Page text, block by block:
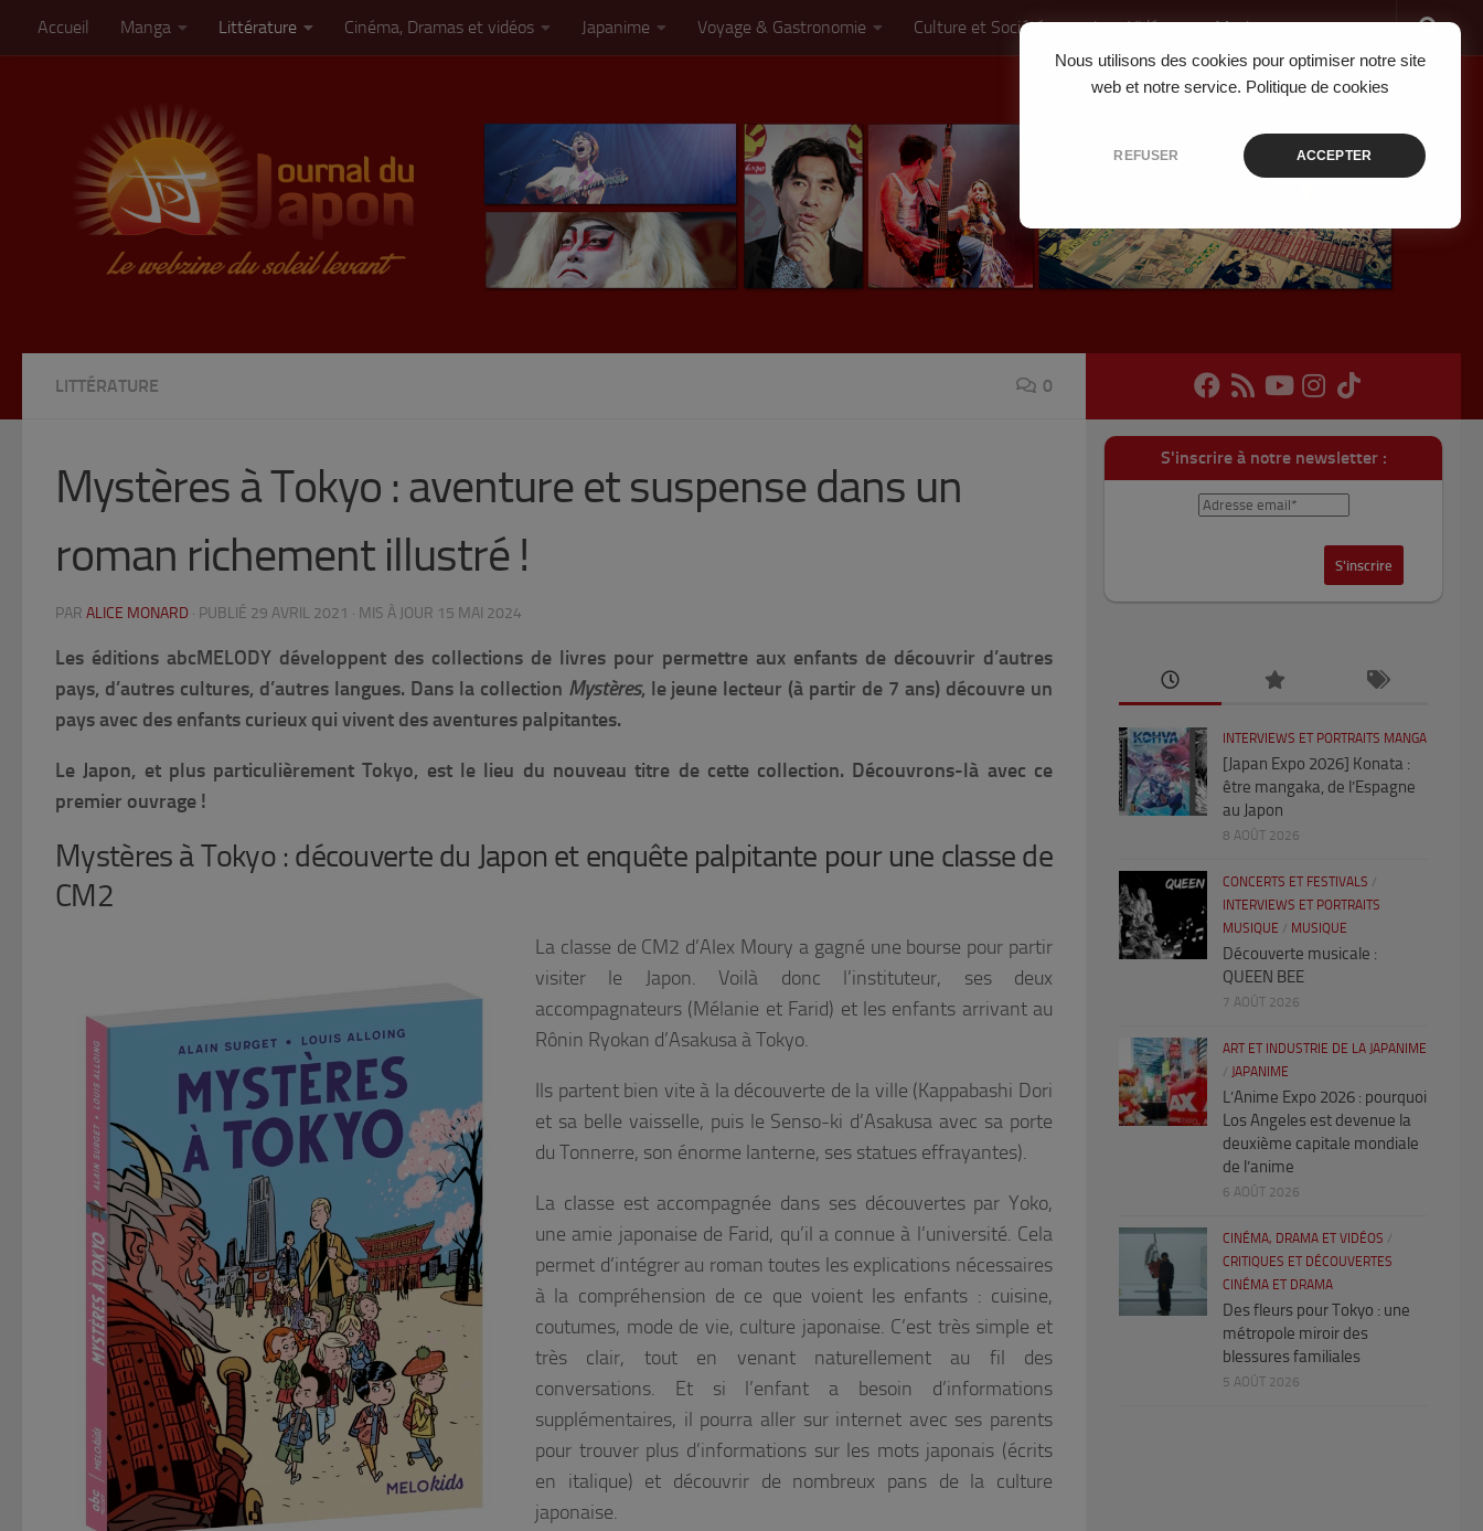
Nous utilisons des cookies pour optimiser notre site
web et notre service. Politique de cookies
REFUSER ACCEPTER
Skip to content
Accueil Manga Littérature Cinéma, Dramas et vidéos Japanime Voyage & Gastronomie Culture et Société Jeux Vidéo Musique
LITTÉRATURE 0
Mystères à Tokyo : aventure et suspense dans un
roman richement illustré !
PAR ALICE MONARD · PUBLIÉ 29 AVRIL 2021 · MIS À JOUR 15 MAI 2024
Les éditions abcMELODY développent des collections de livres pour permettre aux enfants de découvrir d’autres
pays, d’autres cultures, d’autres langues. Dans la collection Mystères, le jeune lecteur (à partir de 7 ans) découvre un
pays avec des enfants curieux qui vivent des aventures palpitantes.
Le Japon, et plus particulièrement Tokyo, est le lieu du nouveau titre de cette collection. Découvrons-là avec ce
premier ouvrage !
Mystères à Tokyo : découverte du Japon et enquête palpitante pour une classe de
CM2
La classe de CM2 d’Alex Moury a gagné une bourse pour partir
visiter le Japon. Voilà donc l’instituteur, ses deux
accompagnateurs (Mélanie et Farid) et les enfants arrivant au
Rônin Ryokan d’Asakusa à Tokyo.
Ils partent bien vite à la découverte de la ville (Kappabashi Dori
et sa belle vaisselle, puis le Senso-ki d’Asakusa avec sa porte
du Tonnerre, son énorme lanterne, ses statues effrayantes).
La classe est accompagnée dans ses découvertes par Yoko,
une amie japonaise de Farid, qu’il a connue à l’université. Cela
permet d’intégrer au roman toutes les explications nécessaires
à la compréhension de ce que voient les enfants : cuisine,
coutumes, mode de vie, culture japonaise. C’est très simple et
très clair, tout en venant naturellement au fil des
conversations. Et si l’enfant a besoin d’informations
supplémentaires, il pourra aller sur internet avec ses parents
pour trouver plus d’informations sur les mots japonais (écrits
en italique) et découvrir de nombreux pans de la culture
japonaise.
S'inscrire à notre newsletter :
INTERVIEWS ET PORTRAITS MANGA
[Japan Expo 2026] Konata :
être mangaka, de l’Espagne
au Japon
8 AOÛT 2026
CONCERTS ET FESTIVALS /
INTERVIEWS ET PORTRAITS
MUSIQUE / MUSIQUE
Découverte musicale :
QUEEN BEE
7 AOÛT 2026
ART ET INDUSTRIE DE LA JAPANIME
/ JAPANIME
L’Anime Expo 2026 : pourquoi
Los Angeles est devenue la
deuxième capitale mondiale
de l’anime
6 AOÛT 2026
CINÉMA, DRAMA ET VIDÉOS /
CRITIQUES ET DÉCOUVERTES
CINÉMA ET DRAMA
Des fleurs pour Tokyo : une
métropole miroir des
blessures familiales
5 AOÛT 2026